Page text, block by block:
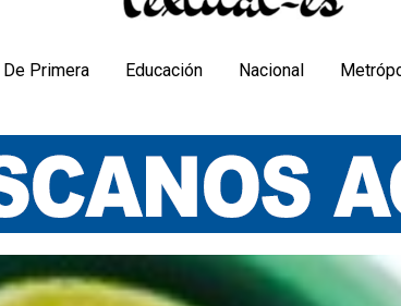
De Primera Educación Nacional